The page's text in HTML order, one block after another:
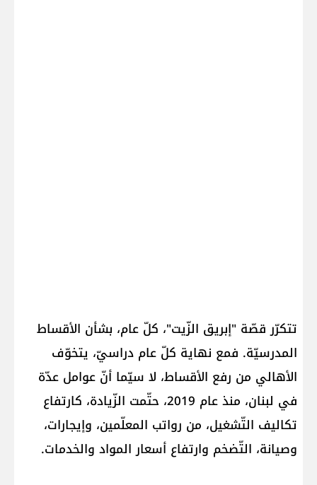
تتكرّر قصّة "إبريق الزّيت"، كلّ عام، بشأن الأقساط
المدرسيّة. فمع نهاية كلّ عام دراسيّ، يتخوّف
الأهالي من رفع الأقساط، لا سيّما أنّ عوامل عدّة
في لبنان، منذ عام 2019، حتّمت الزّيادة، كارتفاع
تكاليف التّشغيل، من رواتب المعلّمين، وإيجارات،
وصيانة، التّضخم وارتفاع أسعار المواد والخدمات.